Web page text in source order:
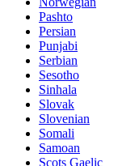
Pashto
Persian
Punjabi
Serbian
Sesotho
Sinhala
Slovak
Slovenian
Somali
Samoan
Scots Gaelic